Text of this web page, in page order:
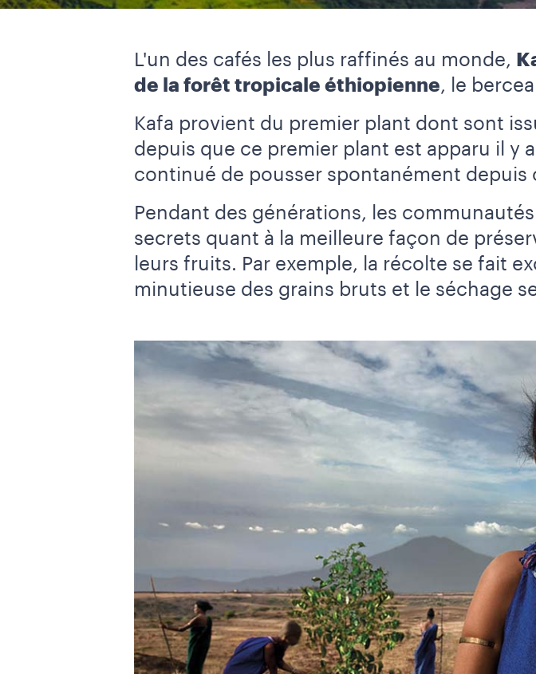
L'un des cafés les plus raffinés au monde,
de la forêt tropicale éthiopienne, le
Kafa provient du premier plant dont sont
depuis que ce premier plant est apparu il y
continué de pousser spontanément
Pendant des générations, les
secrets quant à la meilleure façon de
leurs fruits. Par exemple, la récolte se fait
minutieuse des grains bruts et le séchage